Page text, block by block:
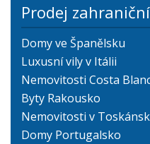
Prodej
Domy ve Španělsku
Luxusní vily v Itálii
Nemovitosti Costa
Byty Rakousko
Nemovitosti v
Domy Portugalsko